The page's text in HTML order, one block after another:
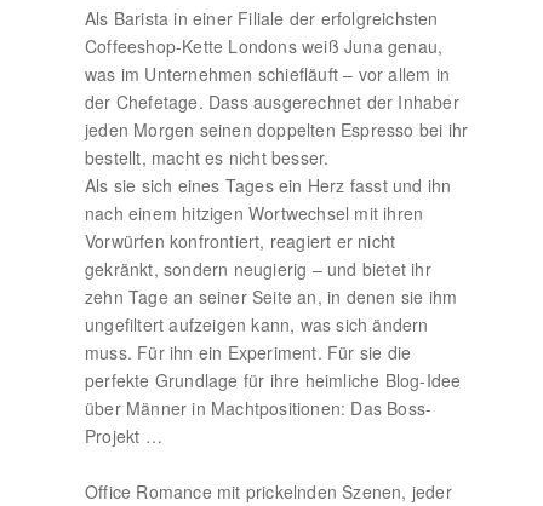
Als Barista in einer Filiale der erfolgreichsten
Coffeeshop-Kette Londons weiß Juna genau,
was im Unternehmen schiefläuft – vor allem in
der Chefetage. Dass ausgerechnet der Inhaber
jeden Morgen seinen doppelten Espresso bei ihr
bestellt, macht es nicht besser.
Als sie sich eines Tages ein Herz fasst und ihn
nach einem hitzigen Wortwechsel mit ihren
Vorwürfen konfrontiert, reagiert er nicht
gekränkt, sondern neugierig – und bietet ihr
zehn Tage an seiner Seite an, in denen sie ihm
ungefiltert aufzeigen kann, was sich ändern
muss. Für ihn ein Experiment. Für sie die
perfekte Grundlage für ihre heimliche Blog-Idee
über Männer in Machtpositionen: Das Boss-
Projekt …
Office Romance mit prickelnden Szenen, jeder